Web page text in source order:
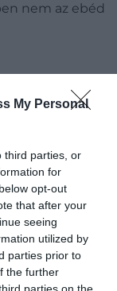
My Personal
third parties, or
for
opt-out
that after your
seeing
utilized by
parties prior to
the further
parties on the
nem az ebéd
Egy
érezni
a Tisza-tó
a